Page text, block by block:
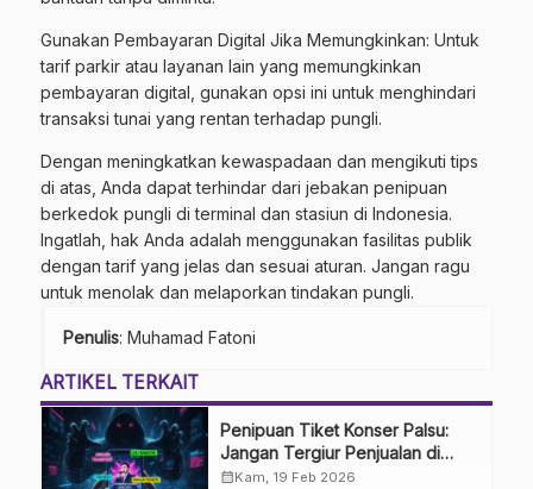
Gunakan Pembayaran Digital Jika Memungkinkan: Untuk
tarif parkir atau layanan lain yang memungkinkan
pembayaran digital, gunakan opsi ini untuk menghindari
transaksi tunai yang rentan terhadap pungli.
Dengan meningkatkan kewaspadaan dan mengikuti tips
di atas, Anda dapat terhindar dari jebakan penipuan
berkedok pungli di terminal dan stasiun di Indonesia.
Ingatlah, hak Anda adalah menggunakan fasilitas publik
dengan tarif yang jelas dan sesuai aturan. Jangan ragu
untuk menolak dan melaporkan tindakan pungli.
Penulis: Muhamad Fatoni
ARTIKEL TERKAIT
Penipuan Tiket Konser Palsu:
Jangan Tergiur Penjualan di
Media Sosial
calendar_monthKam, 19 Feb 2026